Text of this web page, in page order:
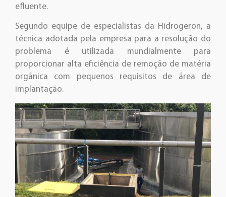
efluente.
Segundo equipe de especialistas da Hidrogeron, a
técnica adotada pela empresa para a resolução do
problema é utilizada mundialmente para
proporcionar alta eficiência de remoção de matéria
orgânica com pequenos requisitos de área de
implantação.